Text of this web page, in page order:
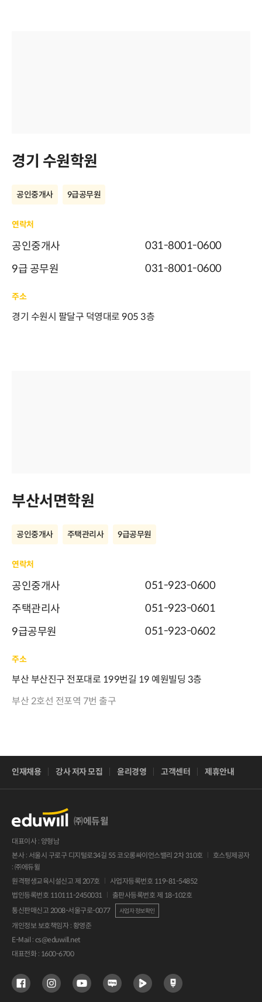
경기 수원학원
공인중개사 9급공무원
연락처
공인중개사
031-8001-0600
9급 공무원
031-8001-0600
주소
경기 수원시 팔달구 덕영대로 905 3층
부산서면학원
공인중개사 주택관리사 9급공무원
연락처
공인중개사
051-923-0600
주택관리사
051-923-0601
9급공무원
051-923-0602
주소
부산 부산진구 전포대로 199번길 19 예원빌딩 3층
부산 2호선 전포역 7번 출구
인재채용 강사 저자 모집 윤리경영 고객센터 제휴안내
㈜에듀윌
대표이사 : 양형남
본사 : 서울시 구로구 디지털로34길 55 코오롱싸이언스밸리 2차 310호
호스팅제공자
: ㈜에듀윌
원격평생교육시설신고 제 207호
사업자등록번호 119-81-54852
법인등록번호 110111-2450031
출판사등록번호 제 18-102호
통신판매신고 2008-서울구로-0077
사업자 정보확인
개인정보 보호책임자 : 황영준
E-Mail : cs@eduwill.net
대표전화 : 1600-6700